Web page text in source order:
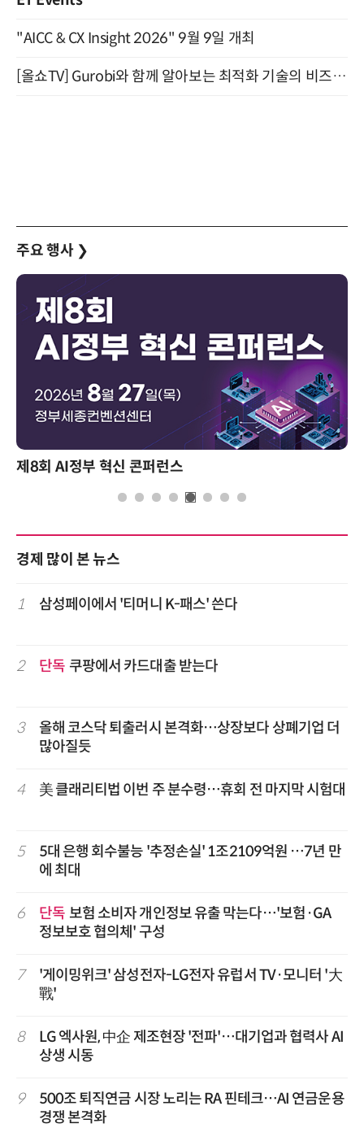
"AICC & CX Insight 2026" 9월 9일 개최
[올쇼TV] Gurobi와 함께 알아보는 최적화 기술의 비즈니스 활용 (8월 20일 생방송)
주요 행사 ❯
제8회 AI정부 혁신 콘퍼런스
경제 많이 본 뉴스
1 삼성페이에서 '티머니 K-패스' 쓴다
2 단독 쿠팡에서 카드대출 받는다
3
올해 코스닥 퇴출러시 본격화…상장보다 상폐기업 더
많아질듯
4 美 클래리티법 이번 주 분수령…휴회 전 마지막 시험대
5
5대 은행 회수불능 '추정손실' 1조2109억원 …7년 만
에 최대
6 단독 보험 소비자 개인정보 유출 막는다…'보험·GA
정보보호 협의체' 구성
7
'게이밍위크' 삼성전자-LG전자 유럽서 TV·모니터 '大
戰'
8
LG 엑사원, 中企 제조현장 '전파'…대기업과 협력사 AI
상생 시동
9
500조 퇴직연금 시장 노리는 RA 핀테크…AI 연금운용
경쟁 본격화